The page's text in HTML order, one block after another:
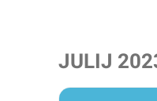
JULIJ